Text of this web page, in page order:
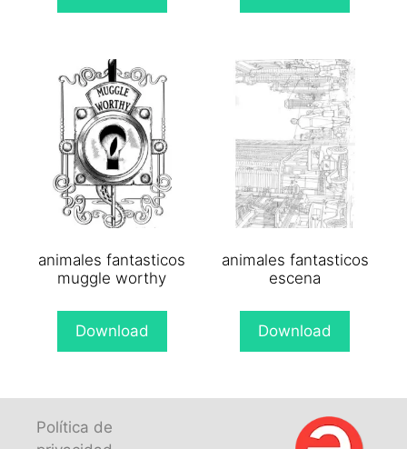
animales fantasticos
muggle worthy
Download
animales fantasticos
escena
Download
Política de